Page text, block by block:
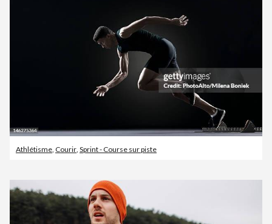
Athlétisme, Courir, Sprint - Course sur piste